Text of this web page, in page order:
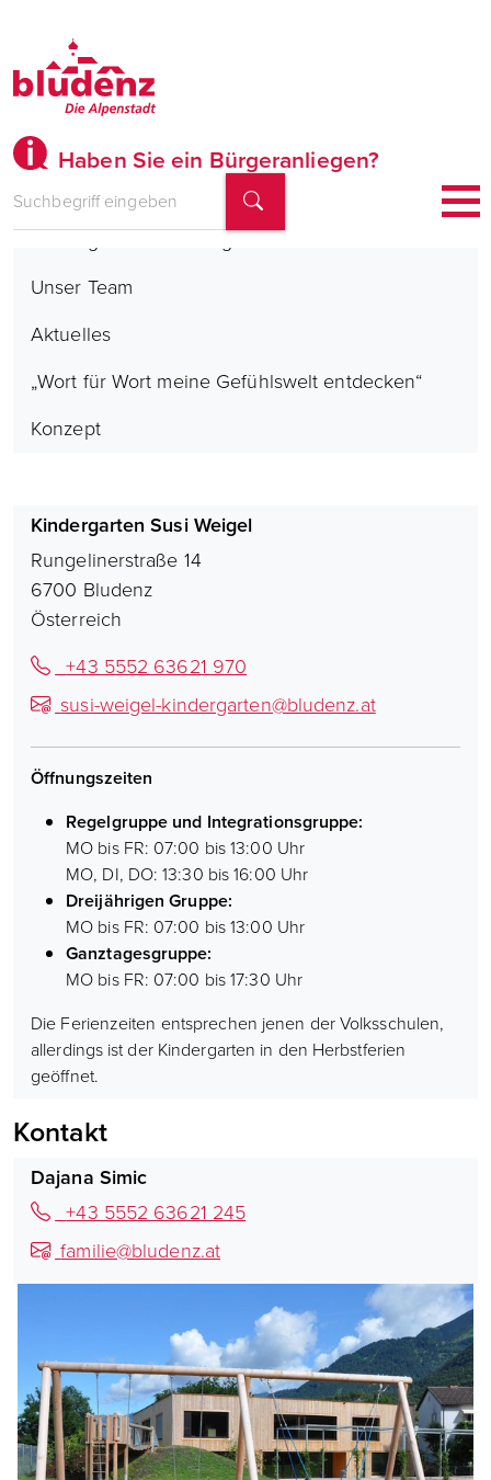
Haben Sie ein Bürgeranliegen?
Kindergarten Susi Weigel
Unser Team
Aktuelles
„Wort für Wort meine Gefühlswelt entdecken“
Konzept
Kindergarten Susi Weigel
Rungelinerstraße 14
6700 Bludenz
Österreich
+43 5552 63621 970
susi-weigel-kindergarten@bludenz.at
Öffnungszeiten
Regelgruppe und Integrationsgruppe:
MO bis FR: 07:00 bis 13:00 Uhr
MO, DI, DO: 13:30 bis 16:00 Uhr
Dreijährigen Gruppe:
MO bis FR: 07:00 bis 13:00 Uhr
Ganztagesgruppe:
MO bis FR: 07:00 bis 17:30 Uhr
Die Ferienzeiten entsprechen jenen der Volksschulen,
allerdings ist der Kindergarten in den Herbstferien
geöffnet.
Kontakt
Dajana Simic
+43 5552 63621 245
familie@bludenz.at